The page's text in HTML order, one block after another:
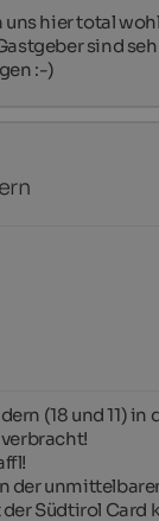
uns hier total
sind
:-)
(18 und 11) in
der
Südtirol Card